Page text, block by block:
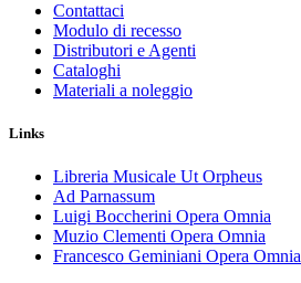
Contattaci
Modulo di recesso
Distributori e Agenti
Cataloghi
Materiali a noleggio
Links
Libreria Musicale Ut Orpheus
Ad Parnassum
Luigi Boccherini Opera Omnia
Muzio Clementi Opera Omnia
Francesco Geminiani Opera Omnia